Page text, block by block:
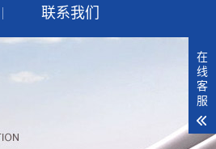
联系我们
在
线
客
服